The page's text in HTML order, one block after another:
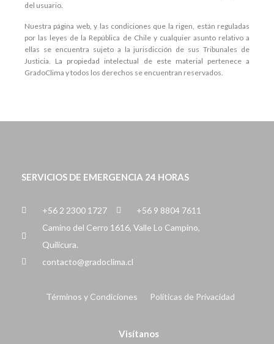
del usuario.
Nuestra página web, y las condiciones que la rigen, están reguladas
por las leyes de la República de Chile y cualquier asunto relativo a
ellas se encuentra sujeto a la jurisdicción de sus Tribunales de
Justicia. La propiedad intelectual de este material pertenece a
GradoClima y todos los derechos se encuentran reservados.
SERVICIOS DE EMERGENCIA 24 HORAS
+56 2 2300 1727
+56 9 8804 7611
Camino del Cerro 1616, Valle Lo Campino,
Quilicura.
contacto@gradoclima.cl
Términos y Condiciones Políticas de Privacidad
Visítanos